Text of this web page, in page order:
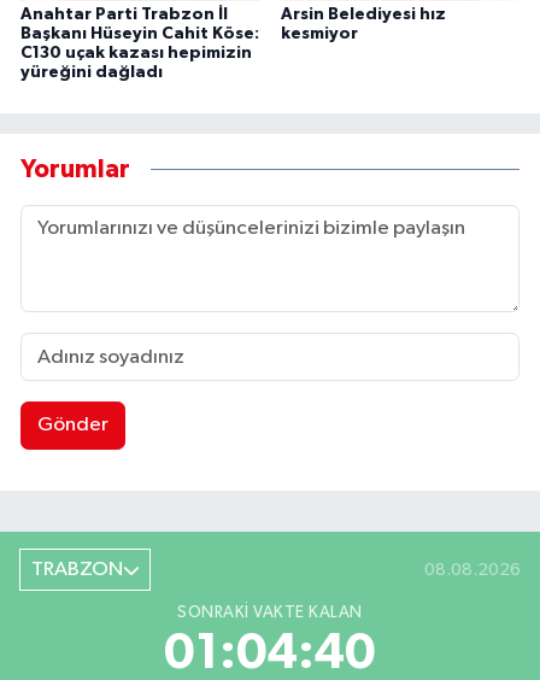
Anahtar Parti Trabzon İl
Başkanı Hüseyin Cahit Köse:
C130 uçak kazası hepimizin
yüreğini dağladı
Arsin Belediyesi hız
kesmiyor
Yorumlar
Gönder
TRABZON 08.08.2026
SONRAKI VAKTE KALAN
01:04:39